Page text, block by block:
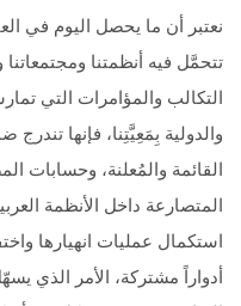
نعتبر أن ما يحصل اليوم في
تتحمَّل فيه أنظمتنا ومجتمعاتنا
التكالب والمؤامرات التي
والدولية بِمَعِيَّتِنا، فإنها
القائمة والمُعلنة، وحسابات
المتصارعة داخل الأنظمة
استكمال عمليات انهيارها
أدواراً مشتركة، الأمر الذي